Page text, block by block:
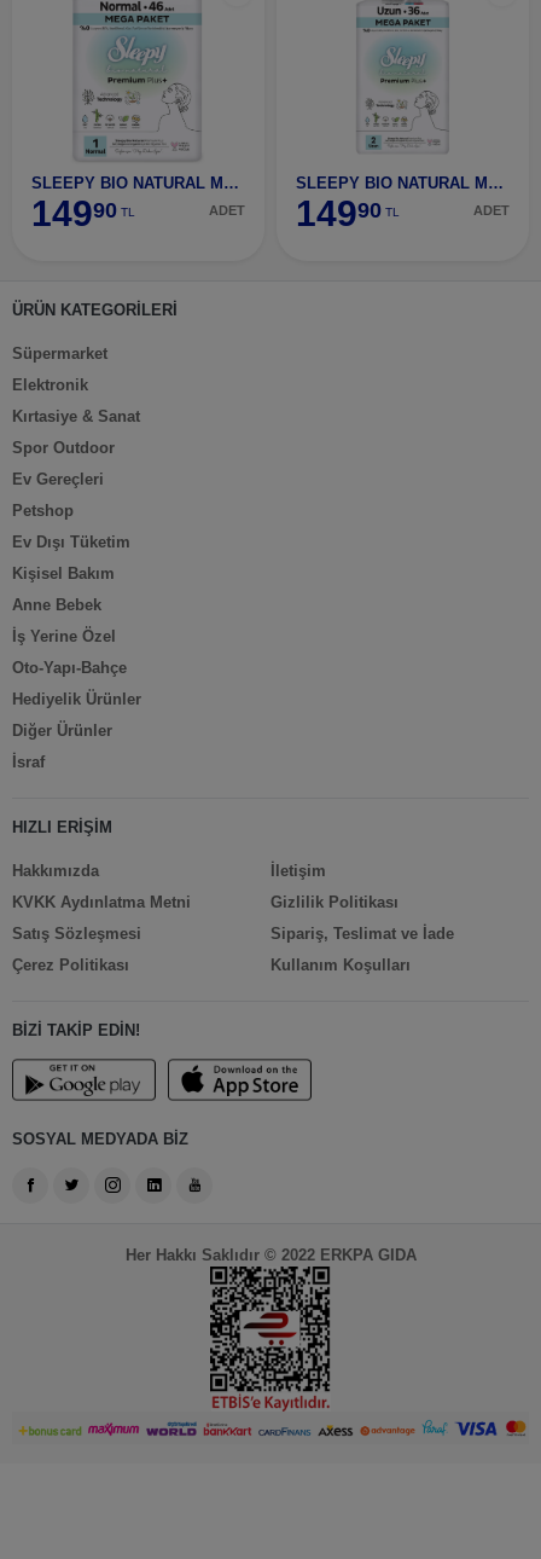
SLEEPY BIO NATURAL MEGA NORMAL 46LI
14990 TL ADET
SLEEPY BIO NATURAL MEGA UZUN 36LI
14990 TL ADET
ÜRÜN KATEGORİLERİ
Süpermarket
Elektronik
Kırtasiye & Sanat
Spor Outdoor
Ev Gereçleri
Petshop
Ev Dışı Tüketim
Kişisel Bakım
Anne Bebek
İş Yerine Özel
Oto-Yapı-Bahçe
Hediyelik Ürünler
Diğer Ürünler
İsraf
HIZLI ERİŞİM
Hakkımızda
KVKK Aydınlatma Metni
Satış Sözleşmesi
Çerez Politikası
İletişim
Gizlilik Politikası
Sipariş, Teslimat ve İade
Kullanım Koşulları
BİZİ TAKİP EDİN!
SOSYAL MEDYADA BİZ
Her Hakkı Saklıdır © 2022 ERKPA GIDA